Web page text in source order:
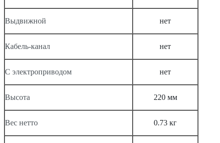
Выдвижной нет
Кабель-канал нет
С электроприводом нет
Высота 220 мм
Вес нетто 0.73 кг